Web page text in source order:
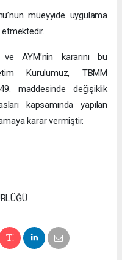
müeyyide uygulama
AYM’nin kararını bu
Kurulumuz, TBMM
maddesinde değişiklik
kapsamında yapılan
karar vermiştir.